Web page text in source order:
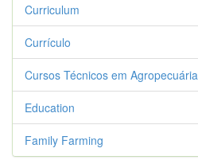
Curriculum
Currículo
Cursos Técnicos em Agropecuária
Education
Family Farming